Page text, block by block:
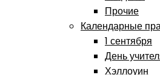
Прочие
Календарные
1 сентября
День
Хэллоуин